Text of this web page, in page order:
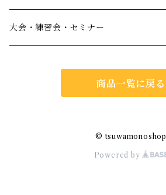
大会・練習会・セミナー
商品一覧に戻る
© tsuwamonoshop
Powered by